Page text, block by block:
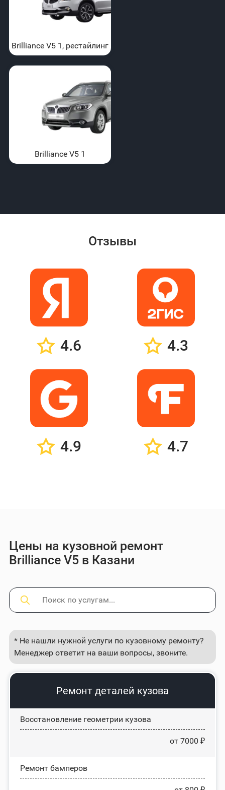
Brilliance V5 1, рестайлинг
Brilliance V5 1
Отзывы
4.6 4.3
4.9 4.7
Цены на кузовной ремонт
Brilliance V5 в Казани
* Не нашли нужной услуги по кузовному ремонту?
Менеджер ответит на ваши вопросы, звоните.
Ремонт деталей кузова
Восстановление геометрии кузова
от 7000 ₽
Ремонт бамперов